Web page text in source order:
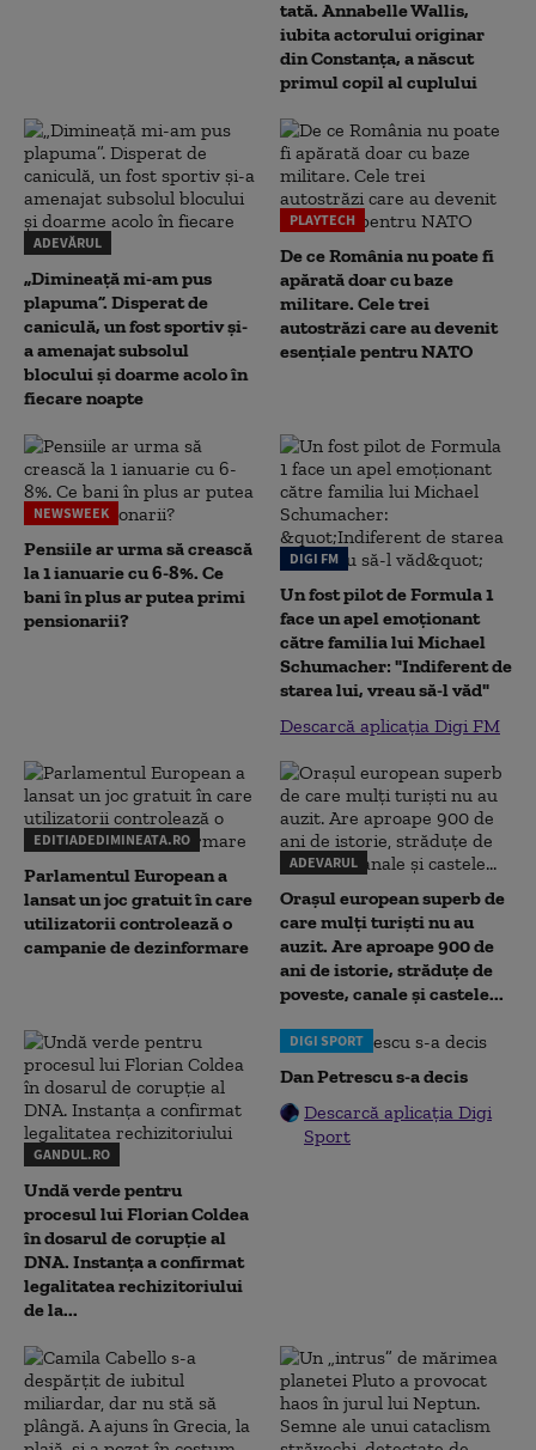
tată. Annabelle Wallis,
iubita actorului originar
din Constanța, a născut
primul copil al cuplului
ADEVĂRUL
„Dimineață mi-am pus
plapuma”. Disperat de
caniculă, un fost sportiv și-
a amenajat subsolul
blocului și doarme acolo în
fiecare noapte
PLAYTECH
De ce România nu poate fi
apărată doar cu baze
militare. Cele trei
autostrăzi care au devenit
esențiale pentru NATO
NEWSWEEK
Pensiile ar urma să crească
la 1 ianuarie cu 6-8%. Ce
bani în plus ar putea primi
pensionarii?
DIGI FM
Un fost pilot de Formula 1
face un apel emoționant
către familia lui Michael
Schumacher: "Indiferent de
starea lui, vreau să-l văd"
Descarcă aplicația Digi FM
EDITIADEDIMINEATA.RO
Parlamentul European a
lansat un joc gratuit în care
utilizatorii controlează o
campanie de dezinformare
ADEVARUL
Orașul european superb de
care mulți turiști nu au
auzit. Are aproape 900 de
ani de istorie, străduțe de
poveste, canale și castele...
GANDUL.RO
Undă verde pentru
procesul lui Florian Coldea
în dosarul de corupție al
DNA. Instanța a confirmat
legalitatea rechizitoriului
de la...
DIGI SPORT
Dan Petrescu s-a decis
Descarcă aplicația Digi
Sport